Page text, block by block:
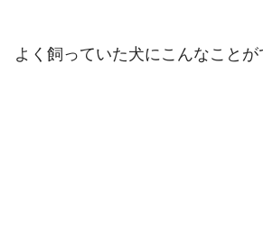
よく飼っていた犬にこんなことが